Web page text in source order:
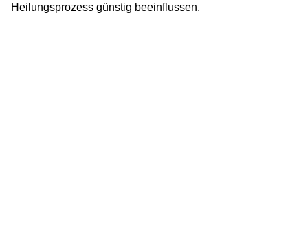
Heilungsprozess günstig beeinflussen.